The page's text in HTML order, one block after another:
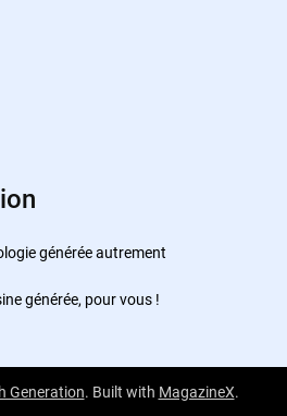
générée autrement
générée, pour vous !
Generation. Built with MagazineX.